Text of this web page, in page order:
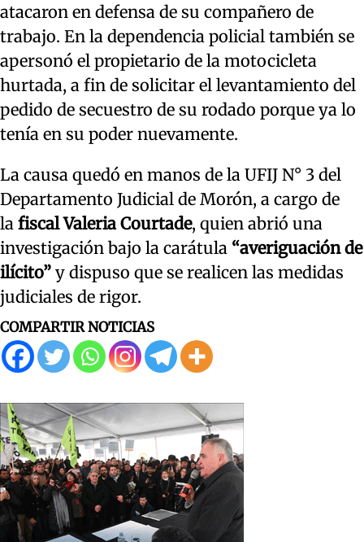
atacaron en defensa de su compañero de
trabajo. En la dependencia policial también se
apersonó el propietario de la motocicleta
hurtada, a fin de solicitar el levantamiento del
pedido de secuestro de su rodado porque ya lo
tenía en su poder nuevamente.
La causa quedó en manos de la UFIJ N° 3 del
Departamento Judicial de Morón, a cargo de
la fiscal Valeria Courtade, quien abrió una
investigación bajo la carátula “averiguación de
ilícito” y dispuso que se realicen las medidas
judiciales de rigor.
COMPARTIR NOTICIAS